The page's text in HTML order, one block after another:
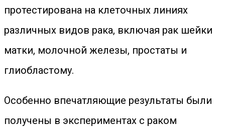
протестирована на клеточных линиях
различных видов рака, включая рак шейки
матки, молочной железы, простаты и
глиобластому.
Особенно впечатляющие результаты были
получены в экспериментах с раком